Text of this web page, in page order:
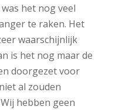
het nog veel
te raken. Het
waarschijnlijk
is het nog maar de
doorgezet voor
al zouden
hebben geen